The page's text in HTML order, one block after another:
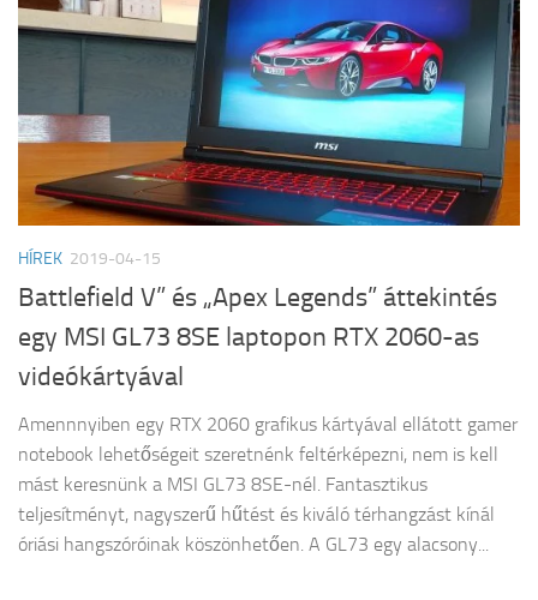
HÍREK 2019-04-15
Battlefield V” és „Apex Legends” áttekintés
egy MSI GL73 8SE laptopon RTX 2060-as
videókártyával
Amennnyiben egy RTX 2060 grafikus kártyával ellátott gamer
notebook lehetőségeit szeretnénk feltérképezni, nem is kell
mást keresnünk a MSI GL73 8SE-nél. Fantasztikus
teljesítményt, nagyszerű hűtést és kiváló térhangzást kínál
óriási hangszóróinak köszönhetően. A GL73 egy alacsony...